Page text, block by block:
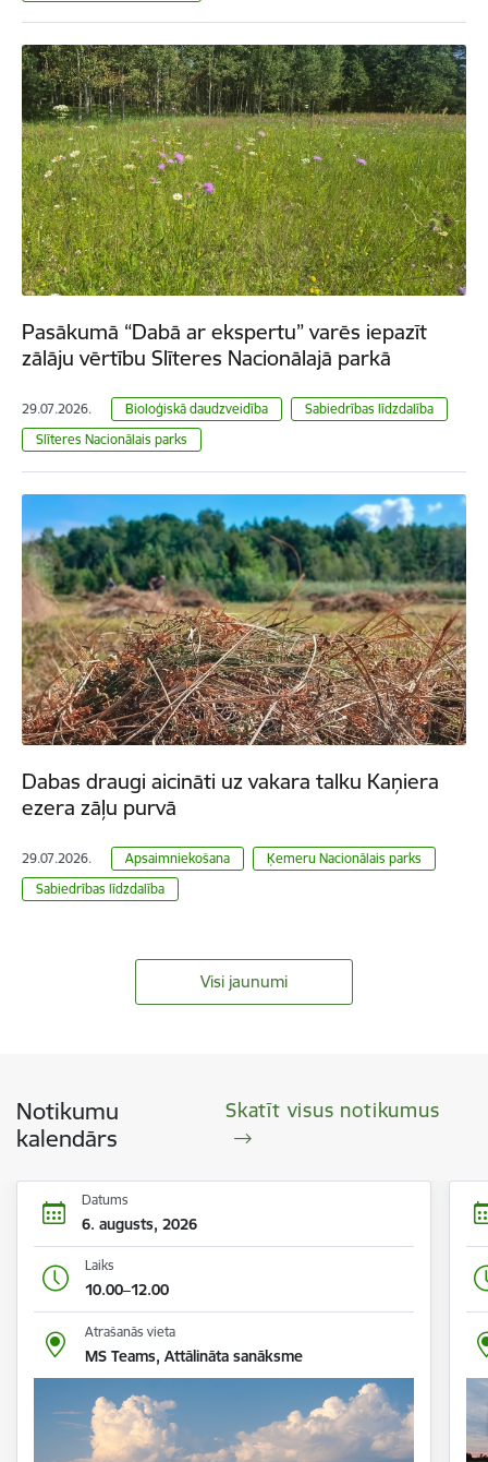
Pasākumā “Dabā ar ekspertu” varēs iepazīt
zālāju vērtību Slīteres Nacionālajā parkā
29.07.2026. Bioloģiskā daudzveidība
Sabiedrības līdzdalība
Slīteres Nacionālais parks
Dabas draugi aicināti uz vakara talku Kaņiera
ezera zāļu purvā
29.07.2026. Apsaimniekošana
Ķemeru Nacionālais parks
Sabiedrības līdzdalība
Visi jaunumi
Notikumu
kalendārs
Skatīt visus notikumus
Datums
6. augusts, 2026
Laiks
10.00–12.00
Atrašanās vieta
MS Teams, Attālināta sanāksme